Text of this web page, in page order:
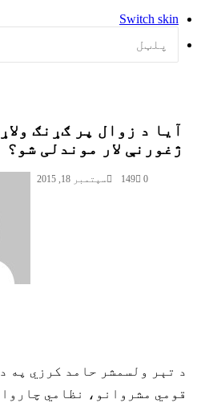
Switch skin
آیا د زوال پر ګړنګ
ژغورنې لار موندلی شو؟‎
سپتمبر 18, 2015 0
149
د تېر ولسمشر حامد کرزي په
قومي مشروانو، نظامي